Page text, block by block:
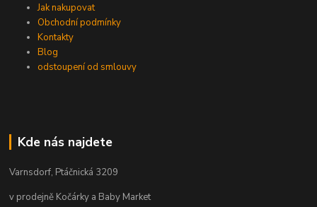
Jak nakupovat
Obchodní podmínky
Kontakty
Blog
odstoupení od smlouvy
Kde nás najdete
Varnsdorf, Ptáčnická 3209
v prodejně Kočárky a Baby Market